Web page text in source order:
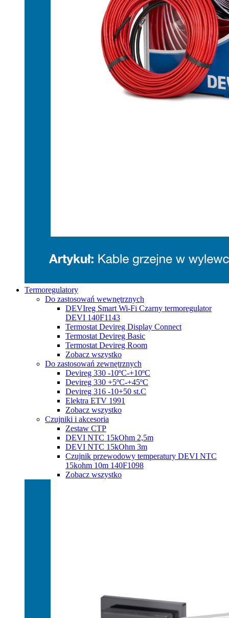
Termoregulatory
Do zastosowań wewnętrznych
DEVIreg Smart Wi-Fi Czarny termoregulator
DEVI 140F1143
Termostat Devireg Display Connect
Termostat Devireg Basic
Termostat Devireg Room
Zobacz wszystko
Do zastosowań zewnętrznych
Devireg 330 -10ºC-+10ºC
Devireg 330 +5ºC-+45ºC
Devireg 316 -10+50 st.C
Elektra ETV 1991
Zobacz wszystko
Czujniki i akcesoria
Zestaw CTP
DEVI NTC 15kOhm 2,5m
DEVI NTC 15kOhm 3m
Czujnik przewodowy temperatury DEVI NTC
15kohm 10m 140F1098
Zobacz wszystko